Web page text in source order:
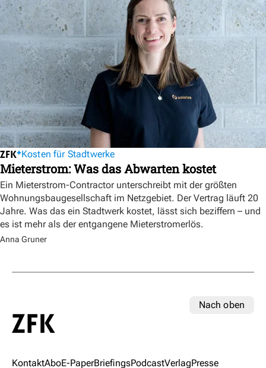
Kosten für Stadtwerke
Mieterstrom: Was das Abwarten kostet
Ein Mieterstrom-Contractor unterschreibt mit der größten
Wohnungsbaugesellschaft im Netzgebiet. Der Vertrag läuft 20
Jahre. Was das ein Stadtwerk kostet, lässt sich beziffern – und
es ist mehr als der entgangene Mieterstromerlös.
Anna Gruner
Nach oben
KontaktAboE-PaperBriefingsPodcastVerlagPresse